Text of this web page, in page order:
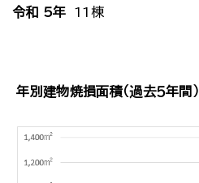
令和 5年
11棟
年別建物焼損面積（過去５年間）